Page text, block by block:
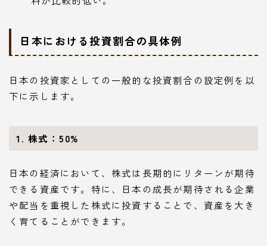
日本における投資割合の具体例
日本の投資家としての一般的な投資割合の設定例を以
下に示します。
1. 株式：50%
日本の経済において、株式は長期的にリターンが期待
できる資産です。特に、日本の成長が期待される企業
や配当を重視した株式に投資することで、資産を大き
く育てることができます。